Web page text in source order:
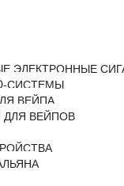
ЭЛЕКТРОННЫЕ
СИСТЕМЫ
ВЕЙПА
ДЛЯ ВЕЙПОВ